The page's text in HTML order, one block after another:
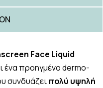
Face Liquid
ένα προηγμένο dermo-
συνδυάζειπολύ υψηλή